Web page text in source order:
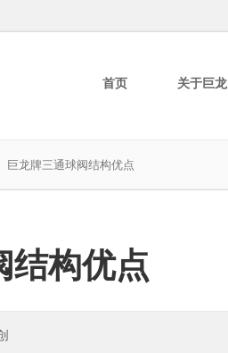
首页 关于巨龙
巨龙牌三通球阀结构优点
结构优点